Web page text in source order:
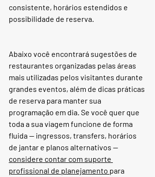
consistente, horários estendidos e
possibilidade de reserva.
Abaixo você encontrará sugestões de
restaurantes organizadas pelas áreas
mais utilizadas pelos visitantes durante
grandes eventos, além de dicas práticas
de reserva para manter sua
programação em dia. Se você quer que
toda a sua viagem funcione de forma
fluida — ingressos, transfers, horários
de jantar e planos alternativos —
considere contar com suporte
profissional de planejamento para